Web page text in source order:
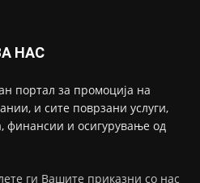
НАС
портал за промоција на
и сите поврзани услуги,
финансии и осигурување од
ги Вашите приказни со нас